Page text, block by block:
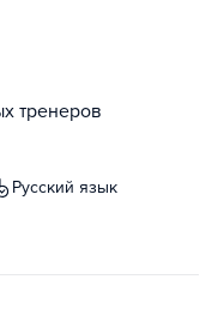
тренеров
русский язык